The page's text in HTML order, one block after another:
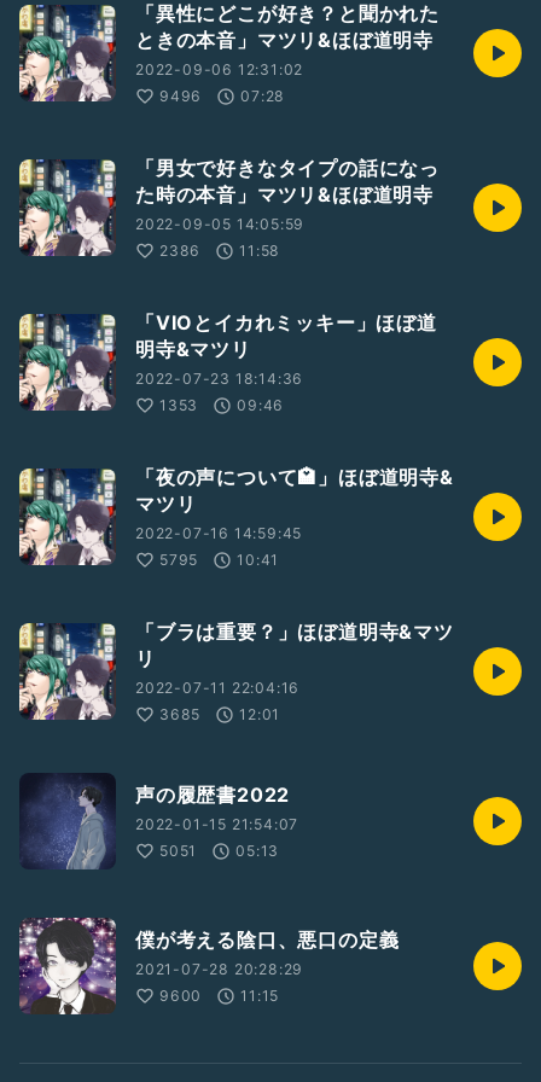
「異性にどこが好き？と聞かれた
ときの本音」マツリ&ほぼ道明寺
2022-09-06 12:31:02
9496
07:28
「男女で好きなタイプの話になっ
た時の本音」マツリ&ほぼ道明寺
2022-09-05 14:05:59
2386
11:58
「VIOとイカれミッキー」ほぼ道
明寺&マツリ
2022-07-23 18:14:36
1353
09:46
「夜の声について🏩」ほぼ道明寺&
マツリ
2022-07-16 14:59:45
5795
10:41
「ブラは重要？」ほぼ道明寺&マツ
リ
2022-07-11 22:04:16
3685
12:01
声の履歴書2022
2022-01-15 21:54:07
5051
05:13
僕が考える陰口、悪口の定義
2021-07-28 20:28:29
9600
11:15